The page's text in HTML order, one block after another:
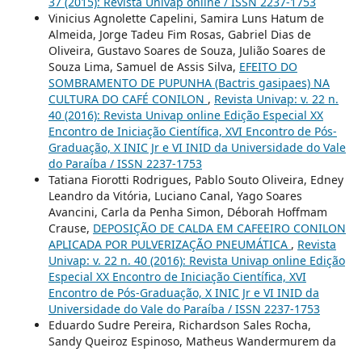
Vinicius Agnolette Capelini, Samira Luns Hatum de
Almeida, Jorge Tadeu Fim Rosas, Gabriel Dias de
Oliveira, Gustavo Soares de Souza, Julião Soares de
Souza Lima, Samuel de Assis Silva, EFEITO DO
SOMBRAMENTO DE PUPUNHA (Bactris gasipaes) NA
CULTURA DO CAFÉ CONILON , Revista Univap: v. 22 n.
40 (2016): Revista Univap online Edição Especial XX
Encontro de Iniciação Científica, XVI Encontro de Pós-
Graduação, X INIC Jr e VI INID da Universidade do Vale
do Paraíba / ISSN 2237-1753
Tatiana Fiorotti Rodrigues, Pablo Souto Oliveira, Edney
Leandro da Vitória, Luciano Canal, Yago Soares
Avancini, Carla da Penha Simon, Déborah Hoffmam
Crause, DEPOSIÇÃO DE CALDA EM CAFEEIRO CONILON
APLICADA POR PULVERIZAÇÃO PNEUMÁTICA , Revista
Univap: v. 22 n. 40 (2016): Revista Univap online Edição
Especial XX Encontro de Iniciação Científica, XVI
Encontro de Pós-Graduação, X INIC Jr e VI INID da
Universidade do Vale do Paraíba / ISSN 2237-1753
Eduardo Sudre Pereira, Richardson Sales Rocha,
Sandy Queiroz Espinoso, Matheus Wandermurem da